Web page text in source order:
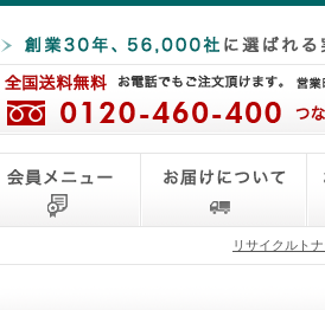
リサイクルト